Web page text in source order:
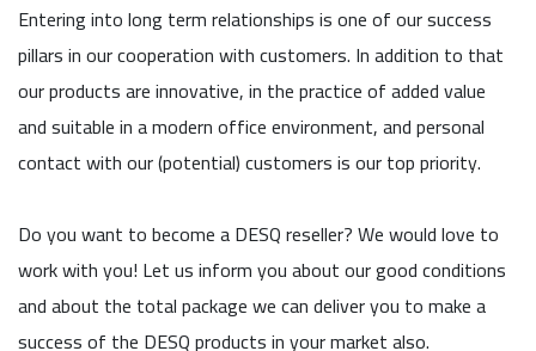
Entering into long term relationships is one of our success
pillars in our cooperation with customers. In addition to that
our products are innovative, in the practice of added value
and suitable in a modern office environment, and personal
contact with our (potential) customers is our top priority.
Do you want to become a DESQ reseller? We would love to
work with you! Let us inform you about our good conditions
and about the total package we can deliver you to make a
success of the DESQ products in your market also.